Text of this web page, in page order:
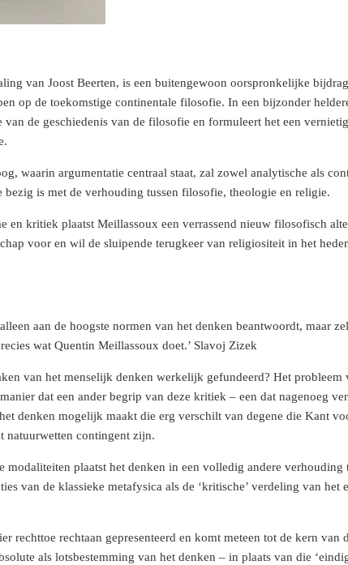
van Joost Beerten, is een buitengewoon oorspronkelijke
op de toekomstige continentale filosofie. In een bijzonder
van de geschiedenis van de filosofie en formuleert het een
waarin argumentatie centraal staat, zal zowel analytische als
is met de verhouding tussen filosofie, theologie en religie.
en kritiek plaatst Meillassoux een verrassend nieuw filosofisch
voor en wil de sluipende terugkeer van religiositeit in het
aan de hoogste normen van het denken beantwoordt, maar
wat Quentin Meillassoux doet.’ Slavoj Zizek
van het menselijk denken werkelijk gefundeerd? Het
dat een ander begrip van deze kritiek – een dat nagenoeg
denken mogelijk maakt die erg verschilt van degene die Kant
natuurwetten contingent zijn.
modaliteiten plaatst het denken in een volledig andere
van de klassieke metafysica als de ‘kritische’ verdeling van het
rechttoe rechtaan gepresenteerd en komt meteen tot de kern van
als lotsbestemming van het denken – in plaats van die